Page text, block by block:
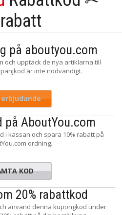
på aboutyou.com
och upptäck de nya artiklarna till
är inte nödvändigt.
på AboutYou.com
i kassan och spara 10% rabatt på
ordning.
-VCH4PY
KOD
20% rabattkod
använd denna kupongkod under